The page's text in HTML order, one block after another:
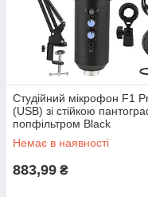
Студійний мікрофон F1
(USB) зі стійкою
попфільтром Black
Немає в наявності
883,99 ₴